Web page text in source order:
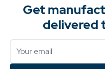
Get
delivered